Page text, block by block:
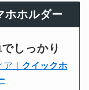
ホホルダー
しっかり
｜ クイックホ